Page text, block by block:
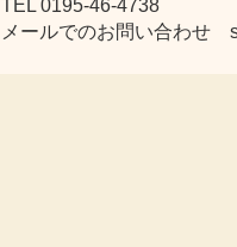
TEL 0195-46-4738
メールでのお問い合わせ